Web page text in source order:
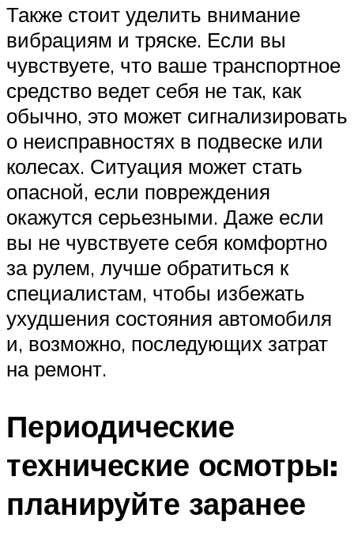
Также стоит уделить внимание
вибрациям и тряске. Если вы
чувствуете, что ваше транспортное
средство ведет себя не так, как
обычно, это может сигнализировать
о неисправностях в подвеске или
колесах. Ситуация может стать
опасной, если повреждения
окажутся серьезными. Даже если
вы не чувствуете себя комфортно
за рулем, лучше обратиться к
специалистам, чтобы избежать
ухудшения состояния автомобиля
и, возможно, последующих затрат
на ремонт.
Периодические
технические осмотры:
планируйте заранее